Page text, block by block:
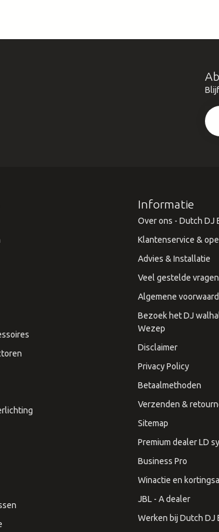
Informatie
Over ons - Dutch DJ
Klantenservice &
Advies & Installatie
Veel gestelde vragen
Algemene
Bezoek het DJ
Wezep
Disclaimer
Privacy Policy
Betaalmethoden
Verzenden &
Sitemap
Premium dealer LD
Business Pro
Winactie en
JBL - A dealer
Werken bij Dutch DJ